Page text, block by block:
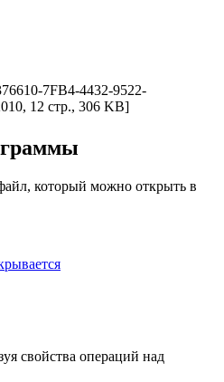
7FB4-4432-9522-
12 стр., 306 KB]
который можно открыть в
свойства операций над